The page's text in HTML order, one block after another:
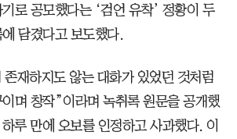
로 공모했다는 ‘검언 유착’ 정황이 두
담겼다고 보도했다.
재하지도 않는 대화가 있었던 것처럼
며 창작”이라며 녹취록 원문을 공개했
루 만에 오보를 인정하고 사과했다. 이